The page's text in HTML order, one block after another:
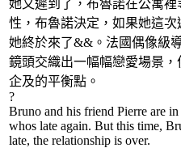
她又遲到了，布魯諾在公寓
性，布魯諾決定，如果她這次
她終於來了&&。法國偶像級
鏡頭交織出一幅幅戀愛場景
企及的平衡點。
?
Bruno and his friend Pierre are
whos late again. But this time,
late, the relationship is over.